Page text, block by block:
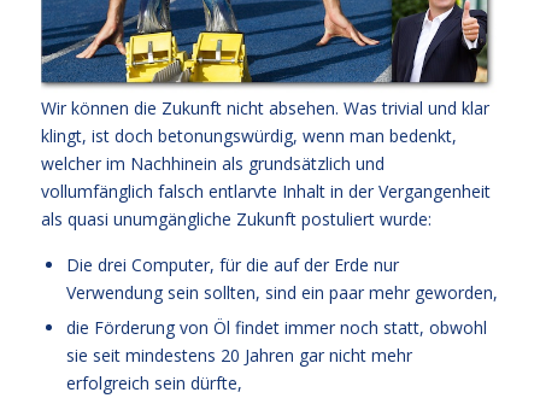
Wir können die Zukunft nicht absehen. Was trivial und klar
klingt, ist doch betonungswürdig, wenn man bedenkt,
welcher im Nachhinein als grundsätzlich und
vollumfänglich falsch entlarvte Inhalt in der Vergangenheit
als quasi unumgängliche Zukunft postuliert wurde:
Die drei Computer, für die auf der Erde nur
Verwendung sein sollten, sind ein paar mehr geworden,
die Förderung von Öl findet immer noch statt, obwohl
sie seit mindestens 20 Jahren gar nicht mehr
erfolgreich sein dürfte,